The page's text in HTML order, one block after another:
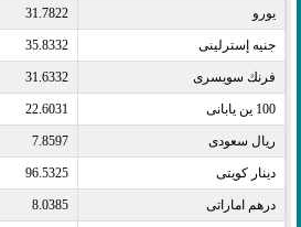
يورو​ 31.7822
جنيه إسترلينى​ 35.8332
فرنك سويسرى​ 31.6332
100 ين يابانى​ 22.6031
ريال سعودى​ 7.8597
دينار كويتى​ 96.5325
درهم اماراتى​ 8.0385